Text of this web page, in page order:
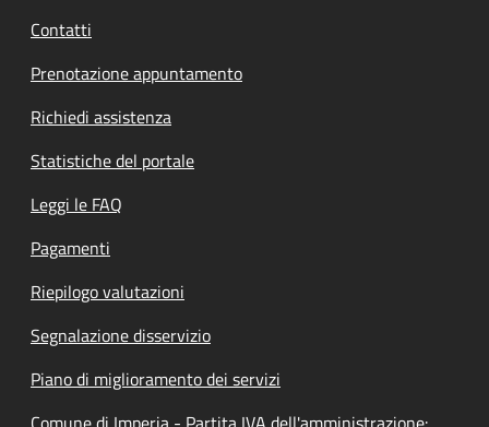
Contatti
Prenotazione appuntamento
Richiedi assistenza
Statistiche del portale
Leggi le FAQ
Pagamenti
Riepilogo valutazioni
Segnalazione disservizio
Piano di miglioramento dei servizi